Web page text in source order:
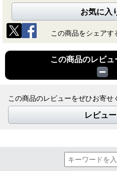
お気に入
この商品をシェアす
この商品のレビュ
この商品のレビューをぜひお寄せ
レビュ